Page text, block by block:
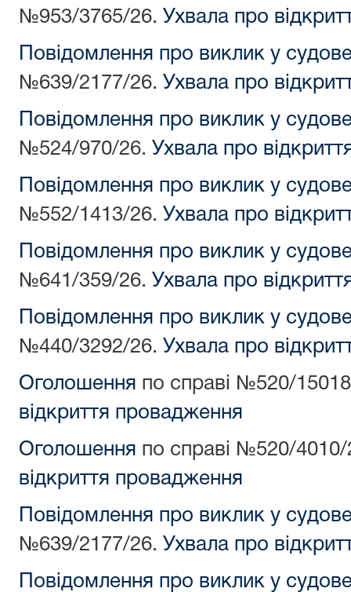
№953/3765/26. Ухвала про
Повідомлення про виклик у
№639/2177/26. Ухвала про
Повідомлення про виклик у
№524/970/26. Ухвала про
Повідомлення про виклик у
№552/1413/26. Ухвала про
Повідомлення про виклик у
№641/359/26. Ухвала про
Повідомлення про виклик у
№440/3292/26. Ухвала про
Оголошення по справі №520/
відкриття провадження
Оголошення по справі №520/4010/
відкриття провадження
Повідомлення про виклик у
№639/2177/26. Ухвала про
Повідомлення про виклик у